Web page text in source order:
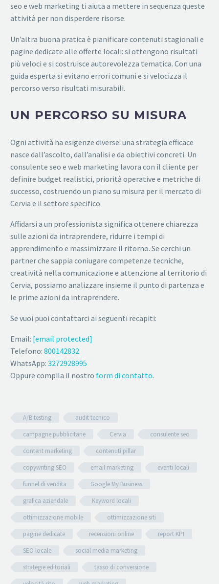
seo e web marketing ti aiuta a mettere in sequenza queste
attività per non disperdere risorse.
Un’altra buona pratica è pianificare contenuti stagionali e
pagine dedicate alle offerte locali: si ottengono risultati
più veloci e si costruisce autorevolezza tematica. Con una
guida esperta si evitano errori comuni e si velocizza il
percorso verso risultati misurabili.
UN PERCORSO SU MISURA
Ogni attività ha esigenze diverse: una strategia efficace
nasce dall’ascolto, dall’analisi e da obiettivi concreti. Un
consulente seo e web marketing lavora con il cliente per
definire budget realistici, priorità operative e metriche di
successo, costruendo un piano su misura per il mercato di
Cervia e il settore specifico.
Affidarsi a un professionista significa ottenere chiarezza
sulle azioni da intraprendere, ridurre i tempi di
apprendimento e massimizzare il ritorno. Se cerchi un
partner che sappia coniugare competenze tecniche,
creatività nella comunicazione e attenzione al territorio di
Cervia, possiamo analizzare insieme il punto di partenza e
le prime azioni da intraprendere.
Se vuoi puoi contattarci ai seguenti recapiti:
Email: [email protected]
Telefono: 800142832
WhatsApp: 3272928995
Oppure compila il nostro form di contatto.
A/B testing
audit tecnico
campagne pubblicitarie
Cervia
consulente seo
content marketing
contenuti pillar
copywriting SEO
email marketing
eventi locali
funnel di vendita
Google My Business
grafica aziendale
Keyword locali
ottimizzazione mobile
ottimizzazione siti
pagine dedicate
recensioni online
report KPI
SEO locale
social media marketing
strategie editoriali
tasso di conversione